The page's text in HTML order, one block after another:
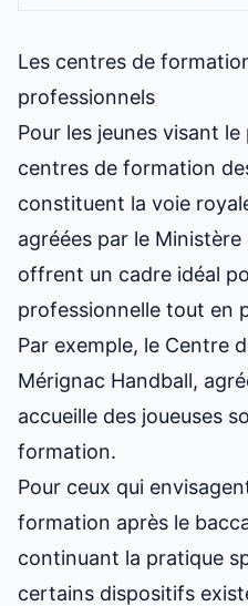
Les centres de
professionnels
Pour les jeunes visant
centres de formation
constituent la voie
agréées par le
offrent un cadre idéal
professionnelle tout en
Par exemple, le Centre
Mérignac Handball,
accueille des joueuses
formation.
Pour ceux qui
formation après le
continuant la pratique
certains dispositifs